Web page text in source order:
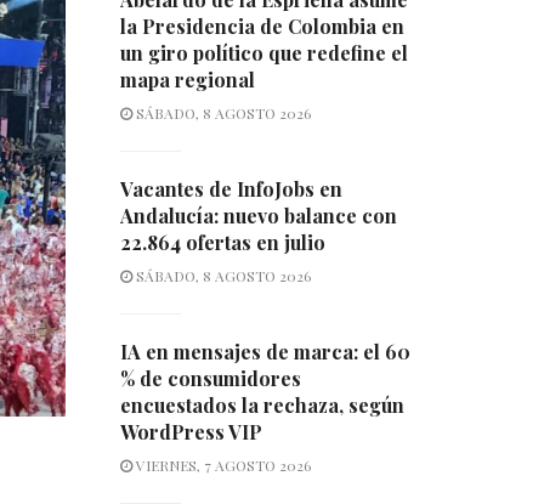
la Presidencia de Colombia en
un giro político que redefine el
mapa regional
SÁBADO, 8 AGOSTO 2026
Vacantes de InfoJobs en
Andalucía: nuevo balance con
22.864 ofertas en julio
SÁBADO, 8 AGOSTO 2026
IA en mensajes de marca: el 60
% de consumidores
encuestados la rechaza, según
WordPress VIP
VIERNES, 7 AGOSTO 2026